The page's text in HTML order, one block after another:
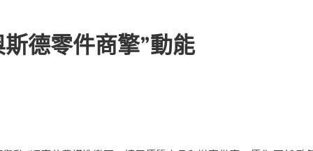
德零件商擎”動能